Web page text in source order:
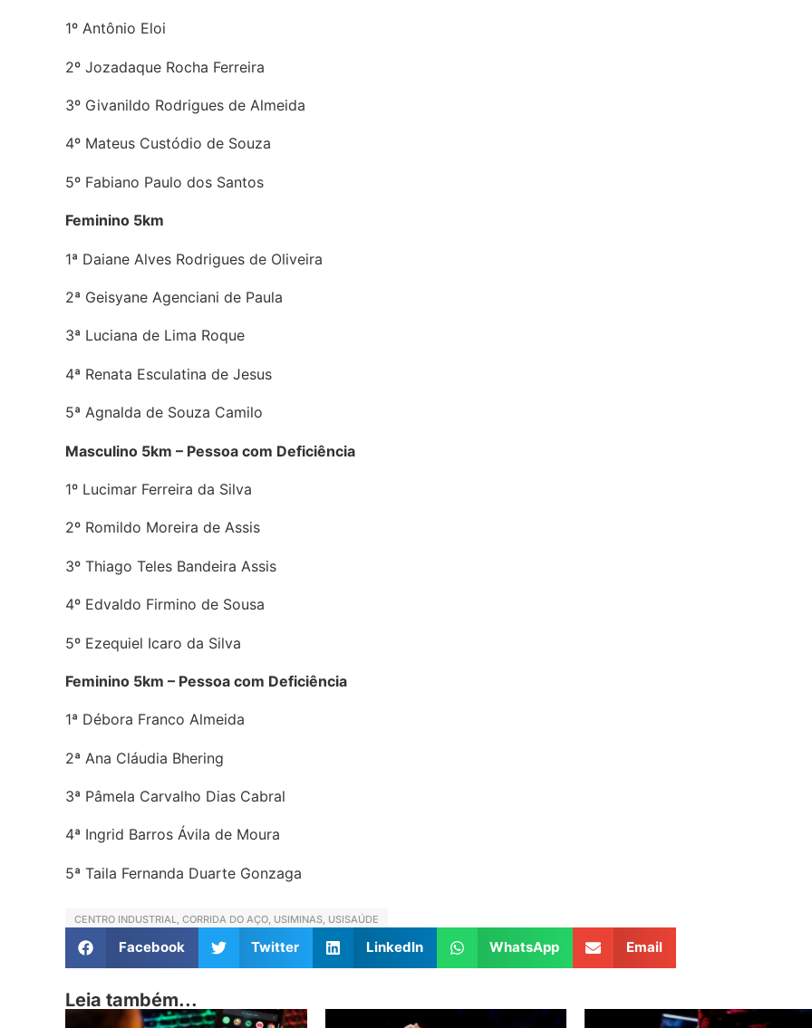
1º Antônio Eloi
2º Jozadaque Rocha Ferreira
3º Givanildo Rodrigues de Almeida
4º Mateus Custódio de Souza
5º Fabiano Paulo dos Santos
Feminino 5km
1ª Daiane Alves Rodrigues de Oliveira
2ª Geisyane Agenciani de Paula
3ª Luciana de Lima Roque
4ª Renata Esculatina de Jesus
5ª Agnalda de Souza Camilo
Masculino 5km – Pessoa com Deficiência
1º Lucimar Ferreira da Silva
2º Romildo Moreira de Assis
3º Thiago Teles Bandeira Assis
4º Edvaldo Firmino de Sousa
5º Ezequiel Icaro da Silva
Feminino 5km – Pessoa com Deficiência
1ª Débora Franco Almeida
2ª Ana Cláudia Bhering
3ª Pâmela Carvalho Dias Cabral
4ª Ingrid Barros Ávila de Moura
5ª Taila Fernanda Duarte Gonzaga
CENTRO INDUSTRIAL CORRIDA DO AÇO USIMINAS USISAÚDE
Facebook Twitter LinkedIn WhatsApp Email
Leia também...